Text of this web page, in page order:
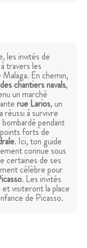
les invités de
travers les
En chemin,
chantiers navals,
un marché
rue Larios, un
réussi à survivre
pendant
forts de
. Ici, ton guide
connue sous
certaines de ses
célèbre pour
. Les invités
visiteront la place
de Picasso.